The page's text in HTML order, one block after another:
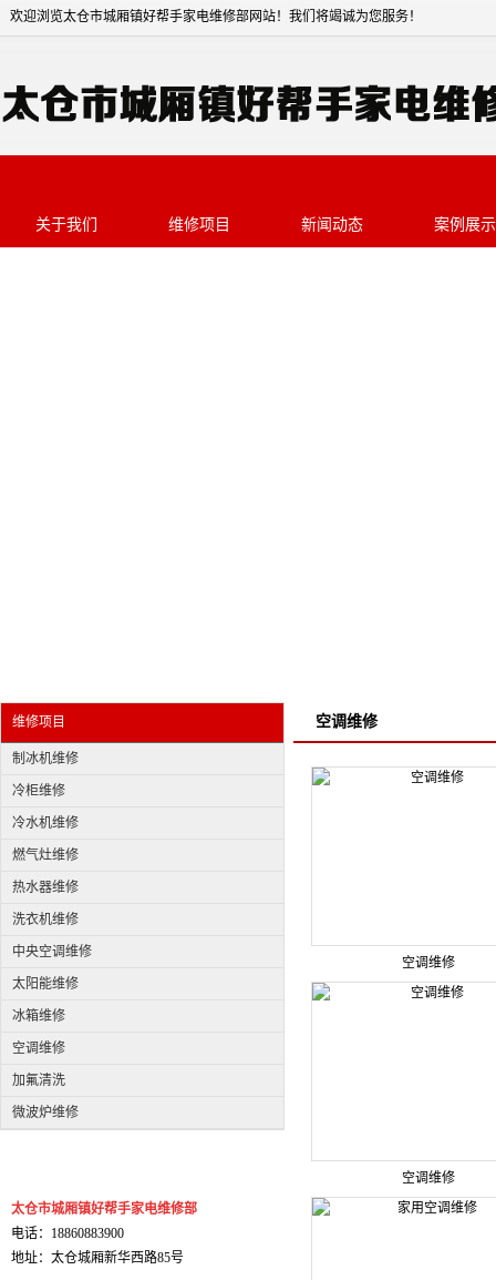
欢迎浏览太仓市城厢镇好帮手家电维修部网站
关于我们 维修项目 新闻动态 案例展示
维修项目
制冰机维修
冷柜维修
冷水机维修
燃气灶维修
热水器维修
洗衣机维修
中央空调维修
太阳能维修
冰箱维修
空调维修
加氟清洗
微波炉维修
太仓市城厢镇好帮手家电维修部
电话：18860883900
地址：太仓城厢新华西路85号
空调维修
空调维修
空调维修